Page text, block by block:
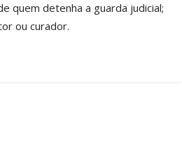
quem detenha a guarda judicial;
ou curador.